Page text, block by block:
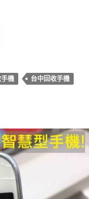
3C專業安全交易，
手機
台中回收手機